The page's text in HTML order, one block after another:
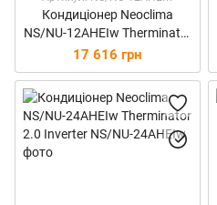
Кондиціонер Neoclima
NS/NU-12AHEIw Therminator
2.0 Inverter
17 616 грн